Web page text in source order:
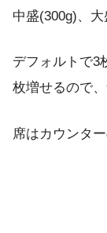
中盛(300g)、
デフォルトで3
枚増せるので
席はカウンター